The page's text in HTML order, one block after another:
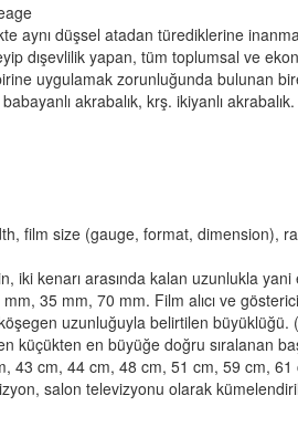
aynı düşsel atadan türediklerine
dışevlilik yapan, tüm toplumsal ve
uygulamak zorunluğunda bulunan
akrabalık, krş. ikiyanlı akrabalık.
film size (gauge, format, dimension),
iki kenarı arasında kalan uzunlukla
35 mm, 70 mm. Film alıcı ve
uzunluğuyla belirtilen
küçükten en büyüğe doğru sıralanan
43 cm, 44 cm, 48 cm, 51 cm, 59 cm,
salon televizyonu olarak